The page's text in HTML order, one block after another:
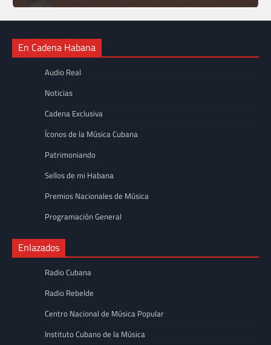
En Cadena Habana
Audio Real
Noticias
Cadena Exclusiva
Íconos de la Música Cubana
Patrimoniando
Sellos de mi Habana
Premios Nacionales de Música
Programación General
Enlazados
Radio Cubana
Radio Rebelde
Centro Nacional de Música Popular
Instituto Cubano de la Música